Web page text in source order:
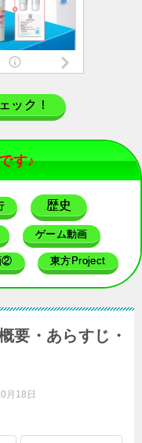
ック！
す♪
歴史
ゲーム動画
② 東方Project
要・あらすじ・
月18日